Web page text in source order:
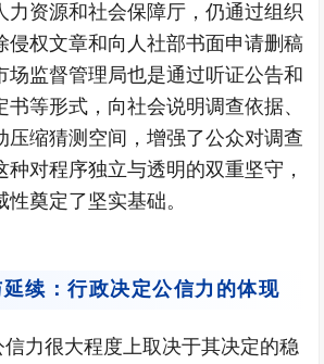
力资源和社会保障厅，仍通过组织
侵权文章和向人社部书面申请删稿
场监督管理局也是通过听证公告和
等形式，向社会说明调查依据、
压缩猜测空间，增强了公众对调查
种对程序独立与透明的双重坚守，
奠定了坚实基础。
续：行政决定公信力的体现
力很大程度上取决于其决定的稳